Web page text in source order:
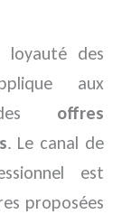
loyauté des
aux
des offres
. Le canal de
est
proposées